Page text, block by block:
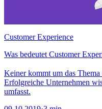
Customer Experience
Was bedeutet Customer
Keiner kommt um das
Erfolgreiche Unternehmen
umfasst.